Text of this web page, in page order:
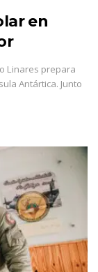
en
Linares prepara
Antártica. Junto